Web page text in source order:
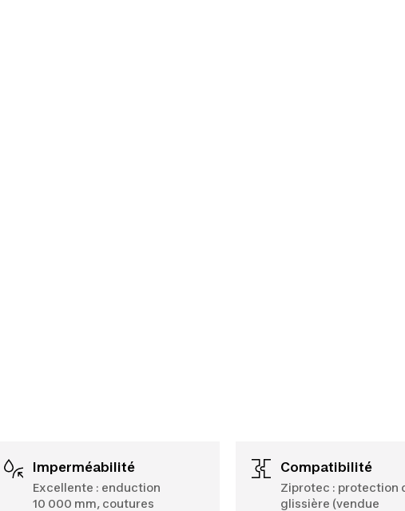
Imperméabilité
Excellente : enduction
10 000 mm, coutures
Compatibilité
Ziprotec : protection
glissière (vendue